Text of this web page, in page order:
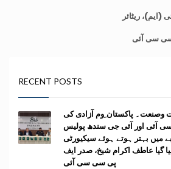
(ایم)، ریٹائر
سی سی آئی
RECENT POSTS
وصنعت۔ پاکستان ِوم آزادی کی
آئی اور آئی جی سندھ پولیس
بہتر ہوتے ہوئے سیکیورٹی
گیا عاطف اکرام شیخ، صدر ایف
پی سی سی آئی